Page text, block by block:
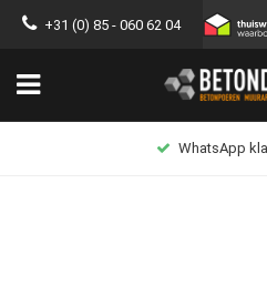
+31 (0) 85 - 060 62 04
WhatsApp klantenservice